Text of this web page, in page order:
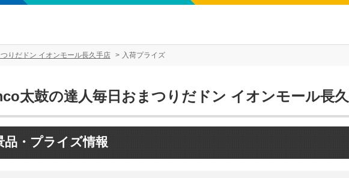
りだドン イオンモール長久手店 入荷プライズ
太鼓の達人毎日おまつりだドン イオンモール長
品・プライズ情報